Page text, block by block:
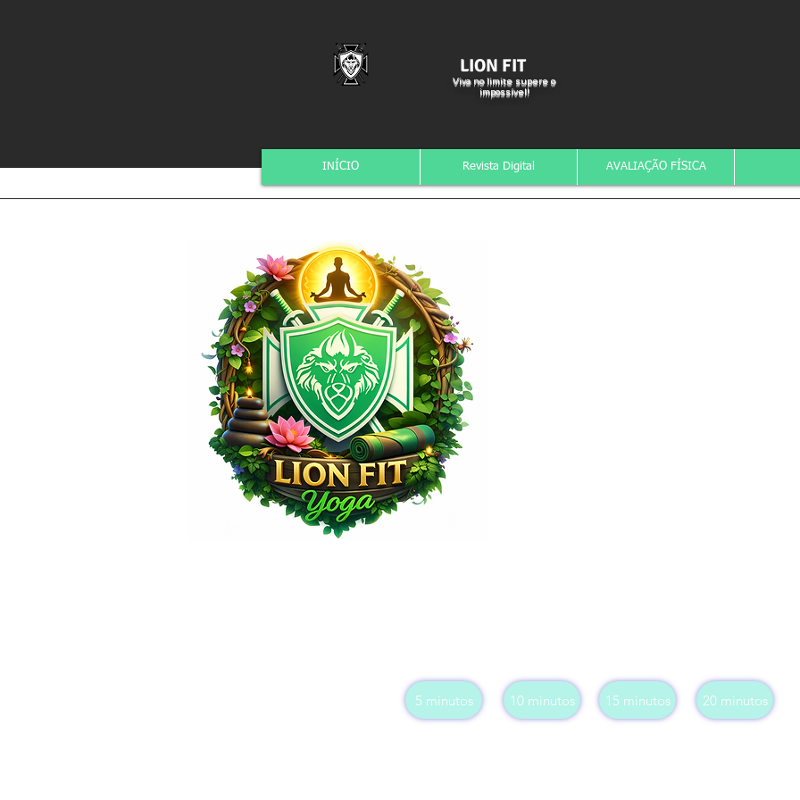
LION FIT
Viva no limite supere o
impossível!
INÍCIO Revista Digital AVALIAÇÃO FÍSICA
5 minutos 10 minutos 15 minutos 20 minutos